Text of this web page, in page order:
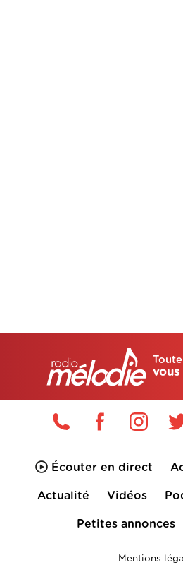
vous
Écouter en direct
Actualité Vidéos
Petites annonces
Mentions